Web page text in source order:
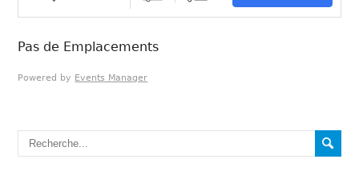
Pas de Emplacements
Powered by Events Manager